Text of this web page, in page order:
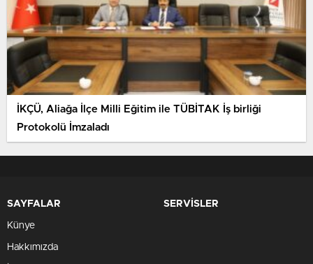
İKÇÜ, Aliağa İlçe Milli Eğitim ile TÜBİTAK İş birliği
Protokolü İmzaladı
SAYFALAR
Künye
Hakkımızda
SERVİSLER